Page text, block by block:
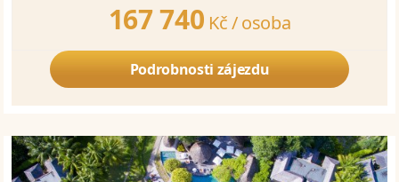
167 740 Kč /osoba
Podrobnosti zájezdu